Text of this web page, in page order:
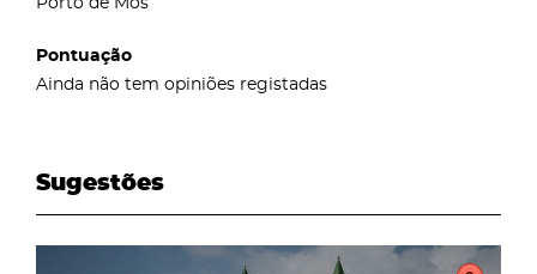
Pontuação
Ainda não tem opiniões registadas
Sugestões